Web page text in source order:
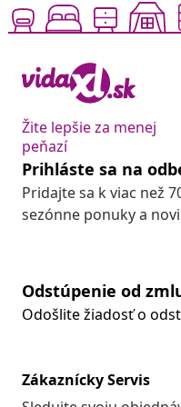
Žite lepšie za menej
peňazí
Prihláste sa na
Pridajte sa k viac než
sezónne ponuky a
Odstúpenie od
Odošlite žiadosť o
Zákaznícky Servis